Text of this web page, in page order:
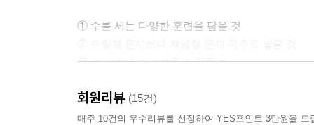
① 수를 세는 다양한 훈련을 담을 것
③ 수 감각의 전이성을 키워줄 것
⑤ 연산 학습을 돕는 인지적 자원을 활용할 것
회원리뷰 (15건)
매주 10건의 우수리뷰를 선정하여 YES포인트 3만원을 드